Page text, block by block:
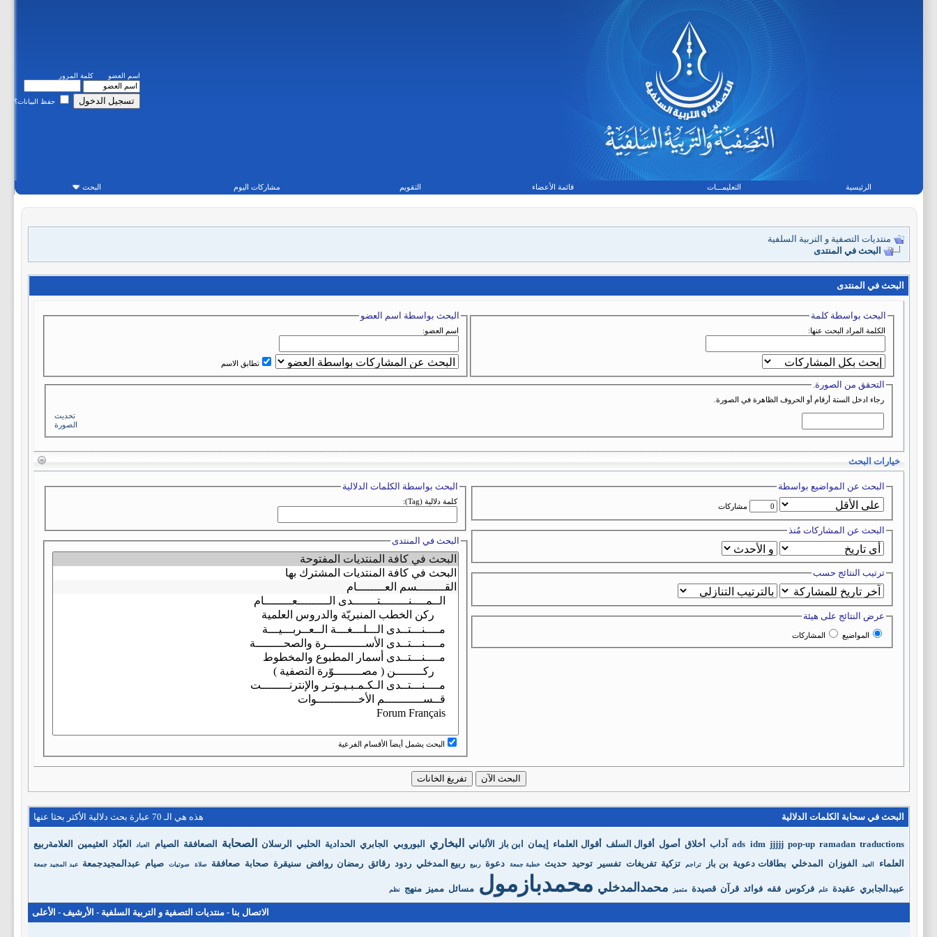
اسم العضو كلمة المرور
حفظ البيانات؟
الرئيسية التعليمـــات قائمة الأعضاء التقويم مشاركات اليوم البحث
منتديات التصفية و التربية السلفية
البحث في المنتدى
البحث في المنتدى
البحث بواسطة كلمة
الكلمة المراد البحث عنها:
البحث بواسطة اسم العضو
اسم العضو:
تطابق الاسم
التحقق من الصورة.
رجاء ادخل الستة أرقام أو الحروف الظاهرة في الصورة.
تحديث
الصورة
خيارات البحث
البحث عن المواضيع بواسطة
مشاركات
البحث عن المشاركات مُنذ
ترتيب النتائج حسب
عرض النتائج على هيئة
المواضيع المشاركات
البحث بواسطة الكلمات الدلالية
كلمة دلالية (Tag):
البحث في المنتدى
البحث يشمل أيضآ الأقسام الفرعية
هذه هي الـ 70 عبارة بحث دلالية الأكثر بحثا عنها البحث في سحابة الكلمات الدلالية
ads idm jjjjj pop-up ramadan traductions آداب أخلاق أصول أقوال السلف أقوال العلماء إيمان ابن باز الألباني البخاري البوروبي الجابري الحدادية الحلبي الرسلان الصحابة الصعافقة الصيام العباد العبّاد العثيمين
العلامةربيع
العلماء
العيد الفوزان المدخلي بطاقات دعوية بن باز تراجم تزكية تفريغات تفسير توحيد حديث خطبة جمعة دعوة ربيع ربيع المدخلي ردود رقائق رمضان روافض سنيقرة صحابة صعافقة صلاة صوتيات صيام عبدالمجيدجمعة عبد المجيد جمعة
عبيدالجابري عقيدة علم فركوس فقه فوائد قرآن قصيدة متميز محمدالمدخلي محمدبازمول مسائل مميز منهج نظم
الاتصال بنا - منتديات التصفية و التربية السلفية - الأرشيف - الأعلى